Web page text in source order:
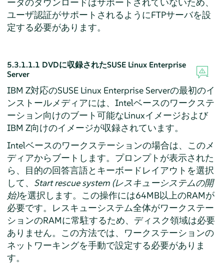
ータのダウンロードはサポートされていないため、
ユーザ認証がサポートされるようにFTPサーバを設
定する必要があります。
5.3.1.1.1 DVDに収録されたSUSE Linux Enterprise
Server
IBM Z対応のSUSE Linux Enterprise Serverの最初のイ
ンストールメディアには、Intelベースのワークステ
ーション向けのブート可能なLinuxイメージおよび
IBM Z向けのイメージが収録されています。
Intelベースのワークステーションの場合は、このメ
ディアからブートします。プロンプトが表示された
ら、目的の回答言語とキーボードレイアウトを選択
して、 Start rescue system (レスキューシステムの開
始)を選択します。この操作には64MB以上のRAMが
必要です。レスキューシステム全体がワークステー
ションのRAMに常駐するため、ディスク領域は必要
ありません。この方法では、ワークステーションの
ネットワーキングを手動で設定する必要がありま
す。